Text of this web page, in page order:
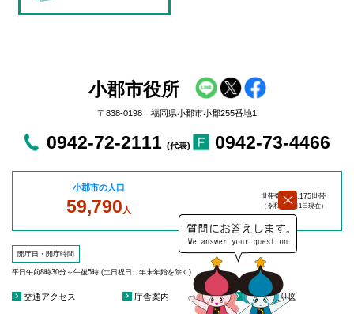
小郡市役所
〒838-0198 福岡県小郡市小郡255番地1
0942-72-2111 (代表) 0942-73-4466
小郡市の人口
59,790 人
世帯数：27,175世帯
（令和8年8月1日現在）
開庁日・開庁時間
平日午前8時30分～午後5時 (土日祝日、年末年始を除く)
交通アクセス 庁舎案内 庁舎見取り図